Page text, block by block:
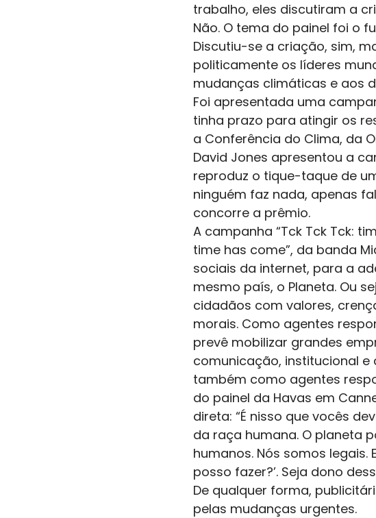
trabalho, eles discutiram a
Não. O tema do painel foi o
Discutiu-se a criação, sim,
politicamente os líderes
mudanças climáticas e aos
Foi apresentada uma
tinha prazo para atingir os
a Conferência do Clima, da
David Jones apresentou a
reproduz o tique-taque de
ninguém faz nada, apenas
concorre a prêmio.
A campanha “Tck Tck Tck:
time has come”, da banda
sociais da internet, para a
mesmo país, o Planeta. Ou
cidadãos com valores,
morais. Como agentes
prevê mobilizar grandes
comunicação, institucional e
também como agentes
do painel da Havas em
direta: “É nisso que vocês
da raça humana. O planeta
humanos. Nós somos legais.
posso fazer?’. Seja dono
De qualquer forma,
pelas mudanças urgentes.